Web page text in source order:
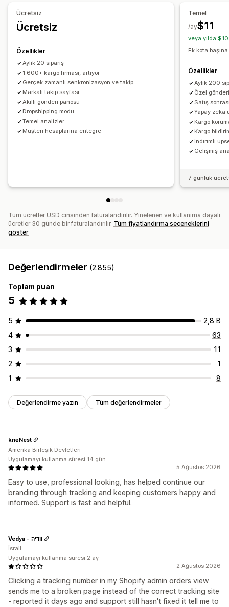
Bildirimler
E-posta
Gerçek zamanlı bildirimler
Sipariş senkronizasyonu
Marka öğeli takip sayfası
Ücretsiz
Ücretsiz
Özellikler
Aylık 20 sipariş
1.600+ kargo firması, artıyor
Gerçek zamanlı senkronizasyon ve takip
Markalı takip sayfası
Akıllı gönderi panosu
Dropshipping modu
Temel analizler
Müşteri hesaplarına entegre
Temel
$11
/ay
veya yılda
Ek kota
Özellikler
Aylık 200
Özel
Satış
Yapay zeka
Kargo
Kargo
İndirimli
Gelişmiş
7 günlük
Tüm ücretler USD cinsinden faturalandırılır. Yinelenen ve kullanıma dayalı
ücretler 30 günde bir faturalandırılır. Tüm fiyatlandırma seçeneklerini
göster
Değerlendirmeler (2.855)
Toplam puan
5
5
2,8 B
4
63
3
11
2
1
1
8
Değerlendirme yazın Tüm değerlendirmeler
5 Ağustos 2026
Easy to use, professional looking, has helped continue our
branding through tracking and keeping customers happy and
informed. Support is fast and helpful.
knēNest
Amerika Birleşik Devletleri
Uygulamayı kullanma süresi:14 gün
2 Ağustos 2026
Clicking a tracking number in my Shopify admin orders view
sends me to a broken page instead of the correct tracking site
- reported it days ago and support still hasn't fixed it tell me to
Vedya - וודיה
İsrail
Uygulamayı kullanma süresi:2 ay